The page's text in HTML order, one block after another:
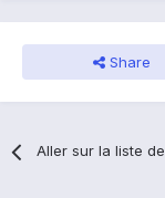
Share
Aller sur la liste